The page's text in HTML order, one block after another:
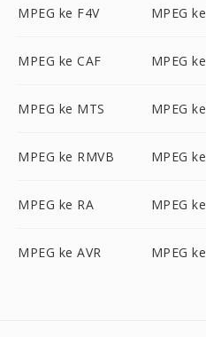
MPEG ke F4V MPEG
MPEG ke CAF MPEG
MPEG ke MTS MPEG
MPEG ke RMVB MPEG
MPEG ke RA MPEG
MPEG ke AVR MPEG